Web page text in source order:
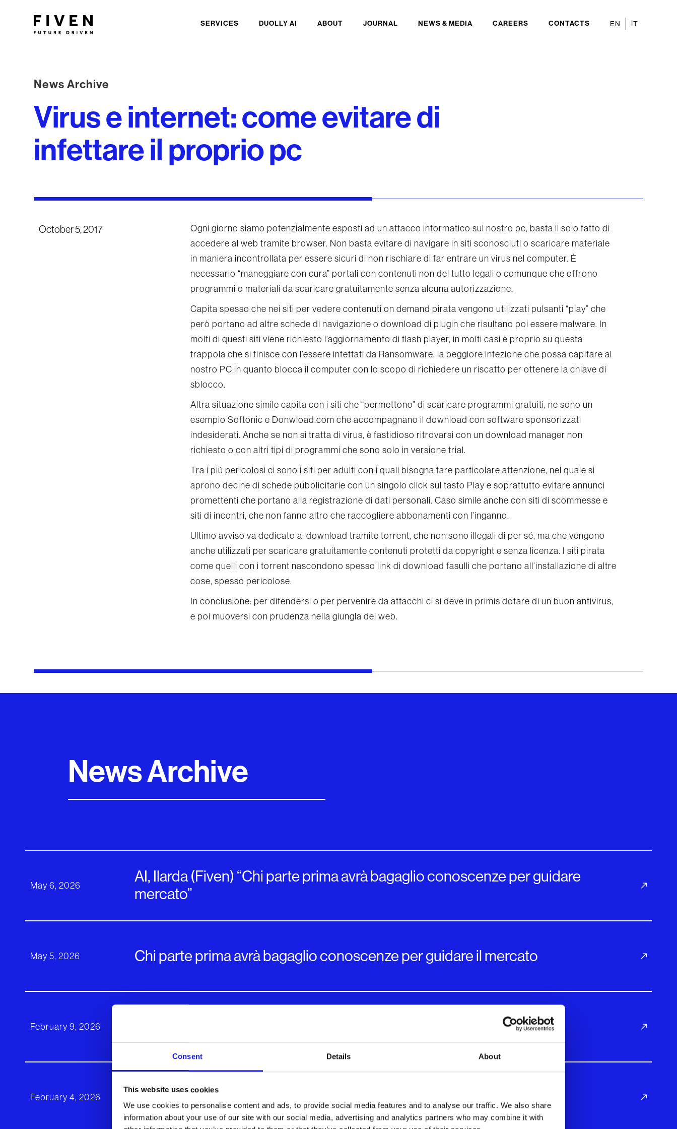
Consent Details About
This website uses cookies
We use cookies to personalise content and ads, to provide social media features and to analyse our traffic. We also share
information about your use of our site with our social media, advertising and analytics partners who may combine it with
SERVICES DUOLLY AI ABOUT JOURNAL NEWS & MEDIA CAREERS CONTACTS EN IT
News Archive
Virus e internet: come evitare di
infettare il proprio pc
October 5, 2017
Ogni giorno siamo potenzialmente esposti ad un attacco informatico sul nostro pc, basta il solo fatto di
accedere al web tramite browser. Non basta evitare di navigare in siti sconosciuti o scaricare materiale
in maniera incontrollata per essere sicuri di non rischiare di far entrare un virus nel computer. È
necessario “maneggiare con cura” portali con contenuti non del tutto legali o comunque che offrono
programmi o materiali da scaricare gratuitamente senza alcuna autorizzazione.
Capita spesso che nei siti per vedere contenuti on demand pirata vengono utilizzati pulsanti “play” che
però portano ad altre schede di navigazione o download di plugin che risultano poi essere malware. In
molti di questi siti viene richiesto l’aggiornamento di flash player, in molti casi è proprio su questa
trappola che si finisce con l’essere infettati da Ransomware, la peggiore infezione che possa capitare al
nostro PC in quanto blocca il computer con lo scopo di richiedere un riscatto per ottenere la chiave di
sblocco.
Altra situazione simile capita con i siti che “permettono” di scaricare programmi gratuiti, ne sono un
esempio Softonic e Donwload.com che accompagnano il download con software sponsorizzati
indesiderati. Anche se non si tratta di virus, è fastidioso ritrovarsi con un download manager non
richiesto o con altri tipi di programmi che sono solo in versione trial.
Tra i più pericolosi ci sono i siti per adulti con i quali bisogna fare particolare attenzione, nel quale si
aprono decine di schede pubblicitarie con un singolo click sul tasto Play e soprattutto evitare annunci
promettenti che portano alla registrazione di dati personali. Caso simile anche con siti di scommesse e
siti di incontri, che non fanno altro che raccogliere abbonamenti con l’inganno.
Ultimo avviso va dedicato ai download tramite torrent, che non sono illegali di per sé, ma che vengono
anche utilizzati per scaricare gratuitamente contenuti protetti da copyright e senza licenza. I siti pirata
come quelli con i torrent nascondono spesso link di download fasulli che portano all’installazione di altre
cose, spesso pericolose.
In conclusione: per difendersi o per pervenire da attacchi ci si deve in primis dotare di un buon antivirus,
e poi muoversi con prudenza nella giungla del web.
News Archive
May 6, 2026
AI, Ilarda (Fiven) “Chi parte prima avrà bagaglio conoscenze per guidare
mercato”
May 5, 2026 Chi parte prima avrà bagaglio conoscenze per guidare il mercato
February 9, 2026 Il turismo contemporaneo ai tempi dell’intelligenza artificiale
February 4, 2026 L'AI Made in Italy - Fiven alla BIT 2026